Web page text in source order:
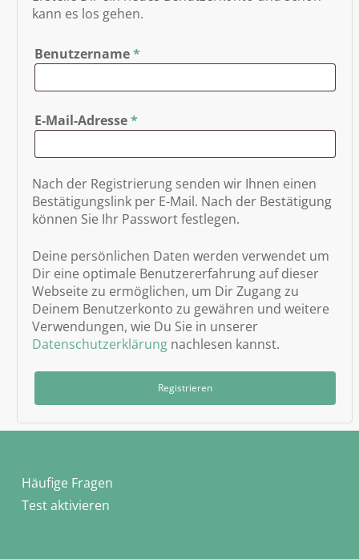
kann es los gehen.
Benutzername*
E-Mail-Adresse*
Nach der Registrierung senden wir Ihnen einen
Bestätigungslink per E-Mail. Nach der Bestätigung
können Sie Ihr Passwort festlegen.
Deine persönlichen Daten werden verwendet um
Dir eine optimale Benutzererfahrung auf dieser
Webseite zu ermöglichen, um Dir Zugang zu
Deinem Benutzerkonto zu gewähren und weitere
Verwendungen, wie Du Sie in unserer
Datenschutzerklärungnachlesen kannst.
Registrieren
Häufige Fragen
Test aktivieren